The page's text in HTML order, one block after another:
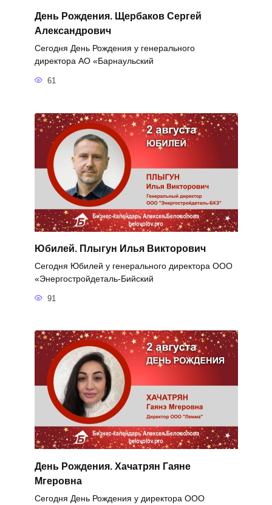
День Рождения. Щербаков Сергей
Александрович
Сегодня День Рождения у генерального
директора АО «Барнаульский
61
Юбилей. Плыгун Илья Викторович
Сегодня Юбилей у генерального директора ООО
«Энергостройдеталь-Бийский
91
День Рождения. Хачатрян Гаяне
Мгеровна
Сегодня День Рождения у директора ООО